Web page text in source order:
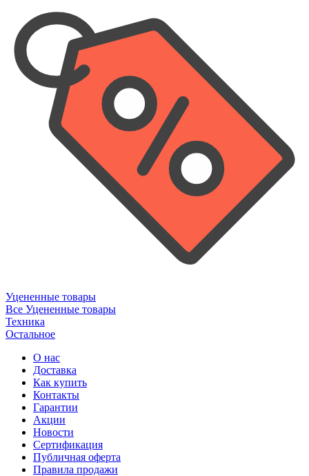
Уцененные товары
Все Уцененные товары
Техника
Остальное
О нас
Доставка
Как купить
Контакты
Гарантии
Акции
Новости
Cертификация
Публичная оферта
Правила продажи